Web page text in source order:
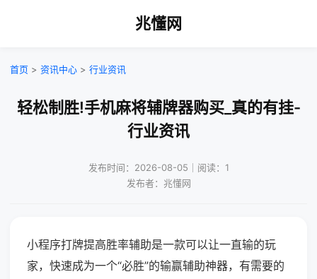
兆懂网
首页 > 资讯中心 > 行业资讯
轻松制胜!手机麻将辅牌器购买_真的有挂-
行业资讯
发布时间：2026-08-05｜阅读：1
发布者：兆懂网
小程序打牌提高胜率辅助是一款可以让一直输的玩
家，快速成为一个“必胜”的输赢辅助神器，有需要的